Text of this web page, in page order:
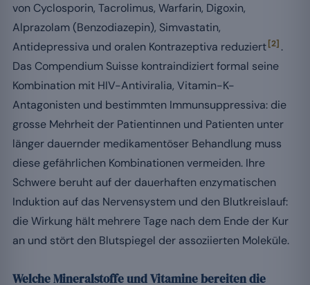
von Cyclosporin, Tacrolimus, Warfarin, Digoxin,
Alprazolam (Benzodiazepin), Simvastatin,
Antidepressiva und oralen Kontrazeptiva reduziert[2] .
Das Compendium Suisse kontraindiziert formal seine
Kombination mit HIV-Antiviralia, Vitamin-K-
Antagonisten und bestimmten Immunsuppressiva: die
grosse Mehrheit der Patientinnen und Patienten unter
länger dauernder medikamentöser Behandlung muss
diese gefährlichen Kombinationen vermeiden. Ihre
Schwere beruht auf der dauerhaften enzymatischen
Induktion auf das Nervensystem und den Blutkreislauf:
die Wirkung hält mehrere Tage nach dem Ende der Kur
an und stört den Blutspiegel der assoziierten Moleküle.
Welche Mineralstoffe und Vitamine bereiten die